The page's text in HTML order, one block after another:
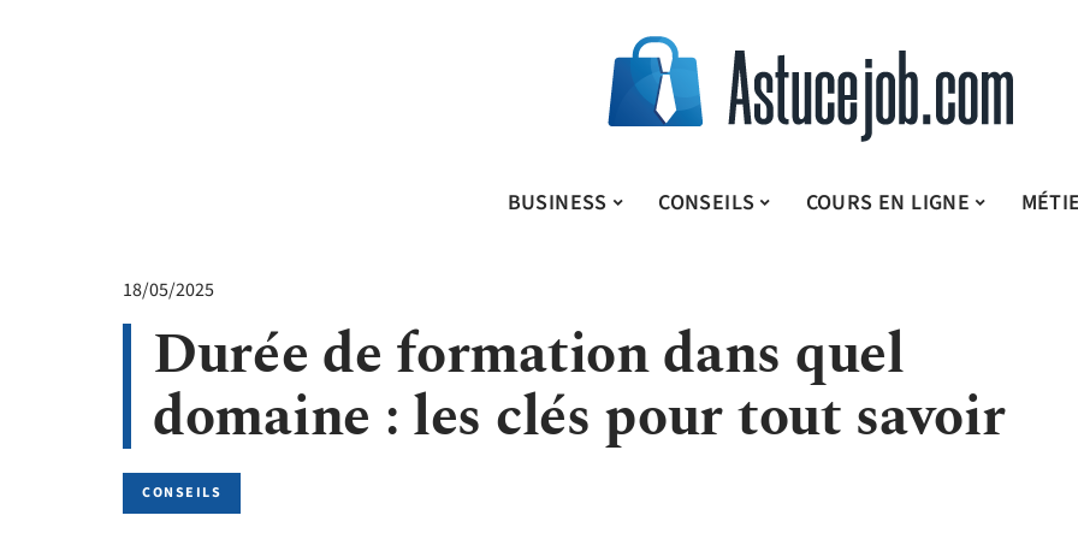
BUSINESS CONSEILS COURS EN LIGNE
18/05/2025
Durée de formation dans quel
domaine : les clés pour tout savoir
CONSEILS